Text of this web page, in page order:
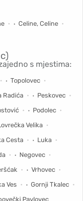
Celine, Celine
s mjestima:
Topolovec
Radića
Peskovec
Podolec
Velika
Cesta
Luka
Negovec
Vrhovec
Ves
Gornji Tkalec
Pavlovec